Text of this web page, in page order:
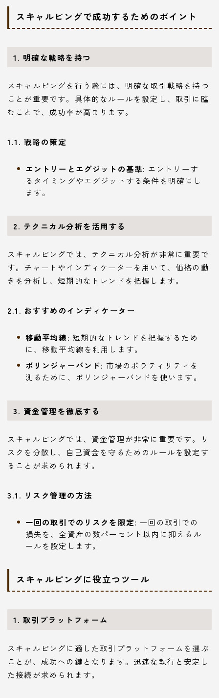
スキャルピングで成功するためのポイント
1. 明確な戦略を持つ
スキャルピングを行う際には、明確な取引戦略を持つ
ことが重要です。具体的なルールを設定し、取引に臨
むことで、成功率が高まります。
1.1. 戦略の策定
エントリーとエグジットの基準: エントリーす
るタイミングやエグジットする条件を明確にし
ます。
2. テクニカル分析を活用する
スキャルピングでは、テクニカル分析が非常に重要で
す。チャートやインディケーターを用いて、価格の動
きを分析し、短期的なトレンドを把握します。
2.1. おすすめのインディケーター
移動平均線: 短期的なトレンドを把握するため
に、移動平均線を利用します。
ボリンジャーバンド: 市場のボラティリティを
測るために、ボリンジャーバンドを使います。
3. 資金管理を徹底する
スキャルピングでは、資金管理が非常に重要です。リ
スクを分散し、自己資金を守るためのルールを設定す
ることが求められます。
3.1. リスク管理の方法
一回の取引でのリスクを限定: 一回の取引での
損失を、全資産の数パーセント以内に抑えるル
ールを設定します。
スキャルピングに役立つツール
1. 取引プラットフォーム
スキャルピングに適した取引プラットフォームを選ぶ
ことが、成功への鍵となります。迅速な執行と安定し
た接続が求められます。